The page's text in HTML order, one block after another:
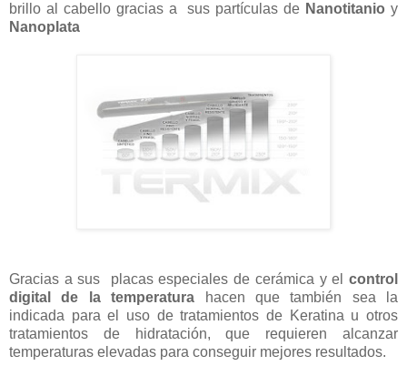
brillo al cabello gracias a sus partículas de Nanotitanioy
Nanoplata
Gracias a sus placas especiales de cerámica y el control
digital de la temperatura hacen que también sea la
indicada para el uso de tratamientos de Keratina u otros
tratamientos de hidratación, que requieren alcanzar
temperaturas elevadas para conseguir mejores resultados.